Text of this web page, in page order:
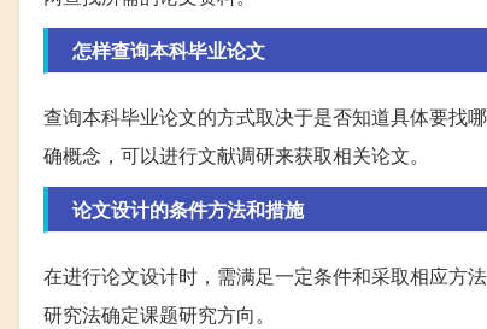
怎样查询本科毕业论文
查询本科毕业论文的方式取决于是否知道具体要找
确概念，可以进行文献调研来获取相关论文。
论文设计的条件方法和措施
在进行论文设计时，需满足一定条件和采取相应方
研究法确定课题研究方向。